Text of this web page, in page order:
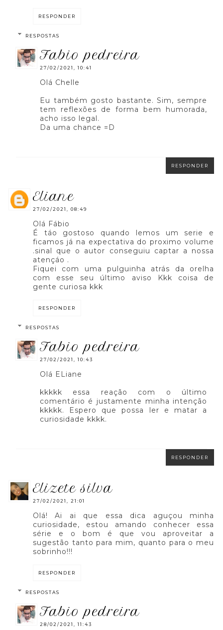
RESPONDER
RESPOSTAS
fabio pedreira
27/02/2021, 10:41
Olá Chelle
Eu também gosto bastante. Sim, sempre
tem reflexões de forma bem humorada,
acho isso legal.
Da uma chance =D
RESPONDER
eliane
27/02/2021, 08:49
Olá Fábio
É táo gostoso quando lemos um serie e
ficamos já na expectativa do proximo volume
.sinal que o autor conseguiu captar a nossa
atençáo .
Fiquei com uma pulguinha atrás da orelha
com esse seu último aviso Kkk coisa de
gente curiosa kkk
RESPONDER
RESPOSTAS
fabio pedreira
27/02/2021, 10:43
Olá ELiane
kkkkk essa reação com o último
comentário é justamente minha intenção
kkkkk. Espero que possa ler e matar a
curiosidade kkkk.
RESPONDER
elizete silva
27/02/2021, 21:01
Olá! Ai ai que essa dica aguçou minha
curiosidade, estou amando conhecer essa
série e o bom é que vou aproveitar a
sugestão tanto para mim, quanto para o meu
sobrinho!!!
RESPONDER
RESPOSTAS
fabio pedreira
28/02/2021, 11:43